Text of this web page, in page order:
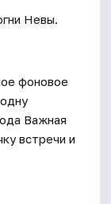
Невы.
фоновое
Важная
встречи и